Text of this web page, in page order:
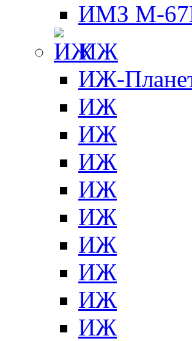
ИМЗ М-
ИЖ
ИЖ-
ИЖ
ИЖ
ИЖ
ИЖ
ИЖ
ИЖ
ИЖ
ИЖ
ИЖ